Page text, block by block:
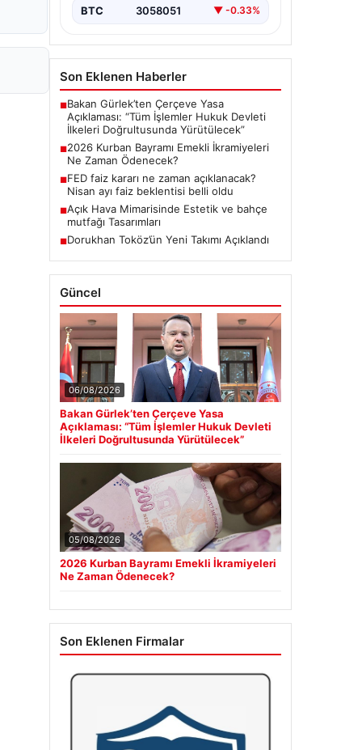
BTC 3058051 ▼ -0.33%
Son Eklenen Haberler
■Bakan Gürlek’ten Çerçeve Yasa
Açıklaması: “Tüm İşlemler Hukuk Devleti
İlkeleri Doğrultusunda Yürütülecek”
■2026 Kurban Bayramı Emekli İkramiyeleri
Ne Zaman Ödenecek?
■FED faiz kararı ne zaman açıklanacak?
Nisan ayı faiz beklentisi belli oldu
■Açık Hava Mimarisinde Estetik ve bahçe
mutfağı Tasarımları
■Dorukhan Toköz’ün Yeni Takımı Açıklandı
Güncel
06/08/2026
Bakan Gürlek’ten Çerçeve Yasa
Açıklaması: “Tüm İşlemler Hukuk Devleti
İlkeleri Doğrultusunda Yürütülecek”
05/08/2026
2026 Kurban Bayramı Emekli İkramiyeleri
Ne Zaman Ödenecek?
Son Eklenen Firmalar